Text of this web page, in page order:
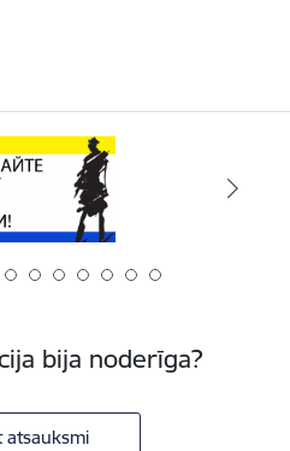
bija noderīga?
atsauksmi